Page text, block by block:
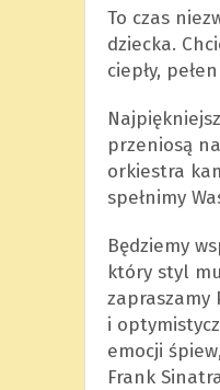
To czas
dziecka.
ciepły,
przeniosą
orkiestra
spełnimy
Będziemy
który styl
zapraszamy
i
emocji
Frank